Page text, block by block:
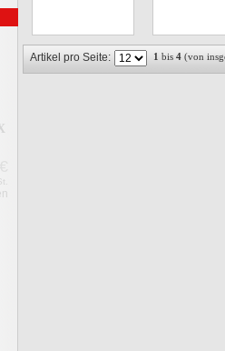
Artikel pro Seite: 1 bis 4 (von